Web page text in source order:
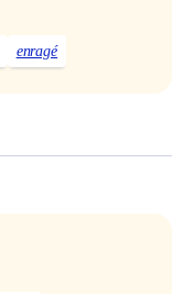
enragé